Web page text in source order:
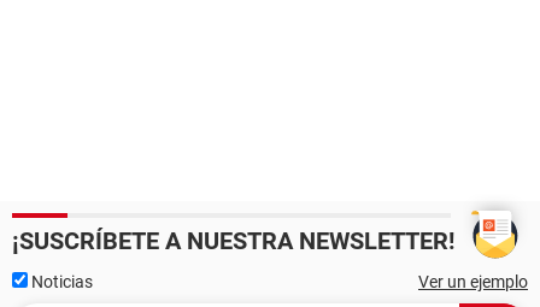
¡SUSCRÍBETE A NUESTRA NEWSLETTER!
Noticias Ver un ejemplo